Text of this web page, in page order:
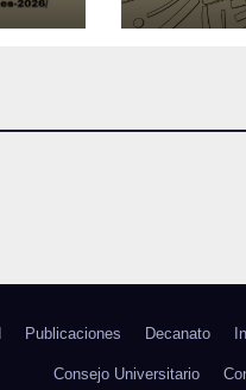
Publicaciones Decanato
Consejo Universitario